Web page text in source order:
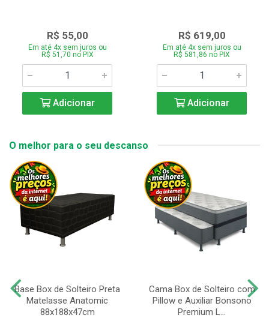
R$ 55,00
Em até 4x sem juros ou
R$ 51,70 no PIX
Adicionar
R$ 619,00
Em até 4x sem juros ou
R$ 581,86 no PIX
Adicionar
O melhor para o seu descanso
Base Box de Solteiro Preta
Matelasse Anatomic
88x188x47cm
Cama Box de Solteiro com
Pillow e Auxiliar Bonsono
Premium L...